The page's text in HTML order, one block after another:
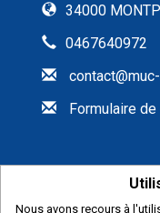
34000
0467640972
Formulaire
Nous avons recours à